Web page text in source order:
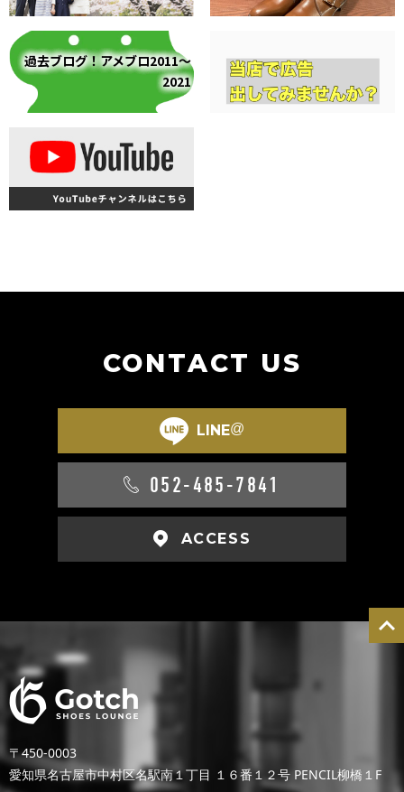
過去ブログ！アメブロ2011～
2021
CONTACT US
LINE@
052-485-7841
ACCESS
〒450-0003
愛知県名古屋市中村区名駅南１丁目 １６番１２号 PENCIL柳橋１F